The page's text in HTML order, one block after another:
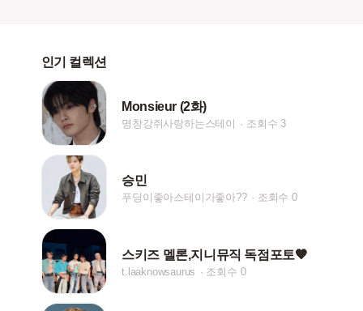
인기 컬렉션
Monsieur (2화)
명창강쥐사랑하는스테이 조회수 3
승민
푸딩이좋아스테이가좋아?? 조회수 0
스키즈 멜론,지니뮤직 독점포토🧡
t.laaknowsaurus 조회수 0